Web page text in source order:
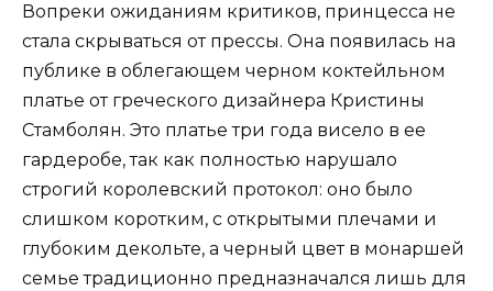
Вопреки ожиданиям критиков, принцесса не
стала скрываться от прессы. Она появилась на
публике в облегающем черном коктейльном
платье от греческого дизайнера Кристины
Стамболян. Это платье три года висело в ее
гардеробе, так как полностью нарушало
строгий королевский протокол: оно было
слишком коротким, с открытыми плечами и
глубоким декольте, а черный цвет в монаршей
семье традиционно предназначался лишь для